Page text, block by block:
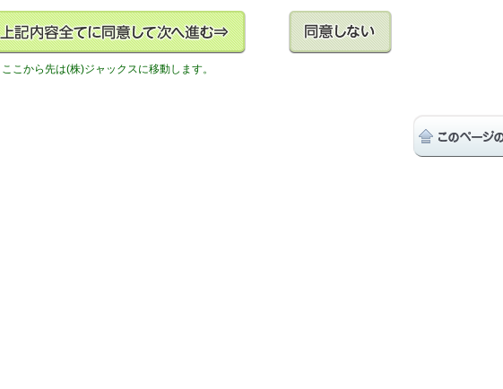
(２)犯罪による収益の移転防止に関する法律に基づくご本人様の確認等や、金融商品やサービ
スをご利用いただく資格等の確認のため
(３)預金取引や融資取引等における期日管理等、継続的なお取引における管理のため
(４)融資のお申込や継続的なご利用等に際しての判断のため
(６)与信事業に際して個人情報を加盟する個人信用情報機関に提供する場合等、適切な業務の
ここから先は(株)ジャックスに移動します。